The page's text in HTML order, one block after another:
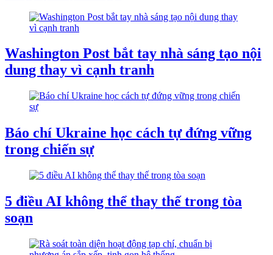
Washington Post bắt tay nhà sáng tạo nội
dung thay vì cạnh tranh
Báo chí Ukraine học cách tự đứng vững
trong chiến sự
5 điều AI không thể thay thế trong tòa
soạn